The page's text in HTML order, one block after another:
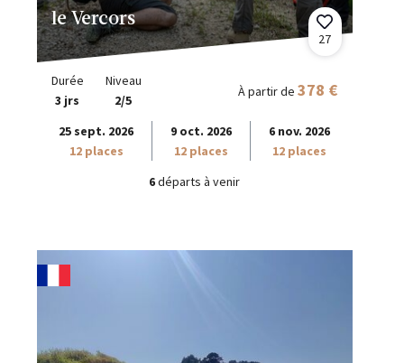
le Vercors
27
Durée
3 jrs
Niveau
2/5
À partir de 378 €
25 sept. 2026
12 places
9 oct. 2026
12 places
6 nov. 2026
12 places
6départs à venir